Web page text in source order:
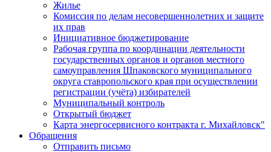
Жилье
Комиссия по делам несовершеннолетних и защите
их прав
Инициативное бюджетирование
Рабочая группа по координации деятельности
государственных органов и органов местного
самоуправления Шпаковского муниципального
округа ставропольского края при осуществлении
регистрации (учёта) избирателей
Муниципальный контроль
Открытый бюджет
Карта энергосервисного контракта г. Михайловск"
Обращения
Отправить письмо